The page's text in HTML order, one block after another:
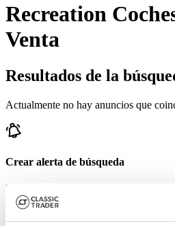
Recreation
Venta
Resultados de la
Actualmente no hay anuncios que
Crear alerta de búsqueda
Reciba una notificación tan pronto
que coincida con sus filtros de